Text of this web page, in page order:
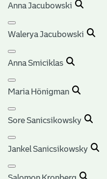
Anna Jacubowski
Walerya Jacubowski
Anna Smiciklas
Maria Hönigman
Sore Sanicsikowsky
Jankel Sanicsikowsky